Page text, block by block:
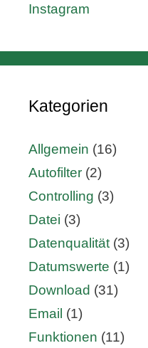
Instagram
Kategorien
Allgemein (16)
Autofilter (2)
Controlling (3)
Datei (3)
Datenqualität (3)
Datumswerte (1)
Download (31)
Email (1)
Funktionen (11)